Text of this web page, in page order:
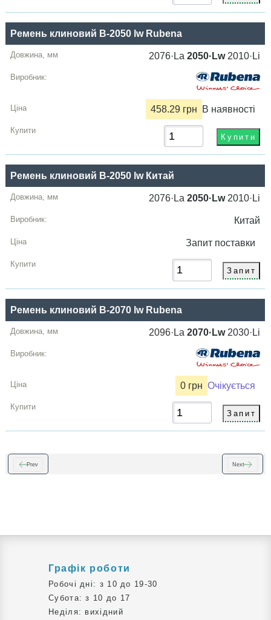
Ремень клиновий B-2050 lw Rubena
2076·La2050·Lw2010·Li
458.29 грн В наявності
Ремень клиновий B-2050 lw Китай
2076·La2050·Lw2010·Li
Китай
Запит поставки
Ремень клиновий B-2070 lw Rubena
2096·La2070·Lw2030·Li
0 грн Очікується
Prev Next
Графік роботи
Робочі дні: з 10 до 19-30
Субота: з 10 до 17
Неділя: вихідний